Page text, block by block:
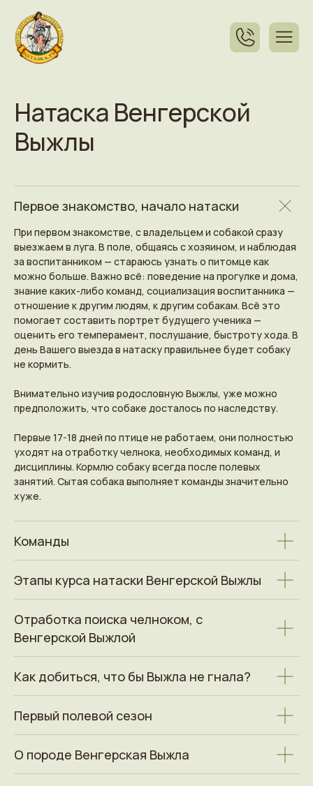
Выжлы
Первое знакомство, начало натаски
При первом знакомстве, с владельцем и собакой сразу
выезжаем в луга. В поле, общаясь с хозяином, и наблюдая
за воспитанником — стараюсь узнать о питомце как
можно больше. Важно всё: поведение на прогулке и дома,
знание каких-либо команд, социализация воспитанника —
отношение к другим людям, к другим собакам. Всё это
помогает составить портрет будущего ученика —
оценить его темперамент, послушание, быстроту хода. В
день Вашего выезда в натаску правильнее будет собаку
не кормить.
Внимательно изучив родословную Выжлы, уже можно
предположить, что собаке досталось по наследству.
Первые 17-18 дней по птице не работаем, они полностью
уходят на отработку челнока, необходимых команд, и
дисциплины. Кормлю собаку всегда после полевых
занятий. Сытая собака выполняет команды значительно
хуже.
Команды
Этапы курса натаски Венгерской Выжлы
Отработка поиска челноком, с
Венгерской Выжлой
Как добиться, что бы Выжла не гнала?
Первый полевой сезон
О породе Венгерская Выжла
Заказать натаску
Начало сезона натаски
Условия и цены
по натаске легавых
собак